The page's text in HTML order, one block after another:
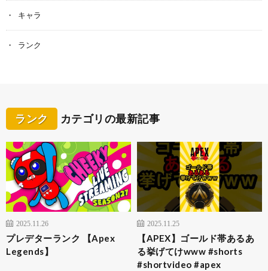
キャラ
ランク
ランク カテゴリの最新記事
2025.11.26
プレデターランク 【Apex
Legends】
2025.11.25
【APEX】ゴールド帯あるあ
る挙げてけwww #shorts
#shortvideo #apex